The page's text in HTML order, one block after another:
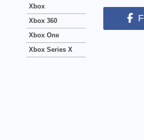
Xbox
Xbox 360
Xbox One
Xbox Series X